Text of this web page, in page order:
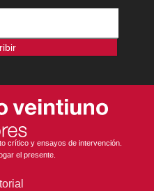
crítico y ensayos de intervención.
el presente.